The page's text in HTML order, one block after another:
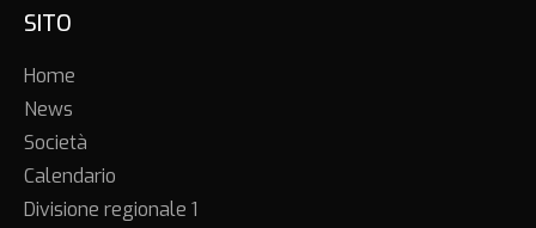
SITO
Home
News
Società
Calendario
Divisione regionale 1